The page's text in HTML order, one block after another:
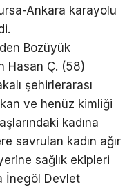
Ankara karayolu
Bozüyük
Hasan Ç. (58)
şehirlerarası
ve henüz kimliği
kadına
savrulan kadın ağır
sağlık ekipleri
İnegöl Devlet